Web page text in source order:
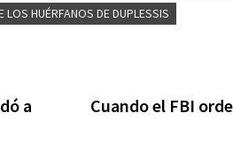
LOS HUÉRFANOS DE DUPLESSIS
a
Cuando el FBI